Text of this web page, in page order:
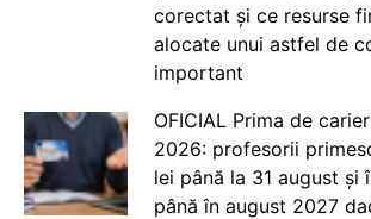
corectat și ce resurse
alocate unui astfel de
important
OFICIAL Prima de
2026: profesorii
lei până la 31 august și
până în august 2027